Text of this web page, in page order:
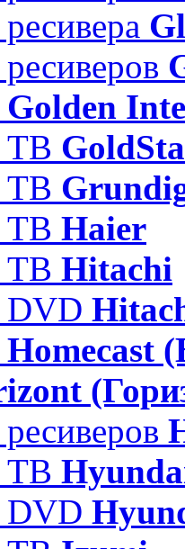
Golden
ТВ
ТВ
ТВ Haier
ТВ Hitachi
DVD
Homecast
ТВ
DVD